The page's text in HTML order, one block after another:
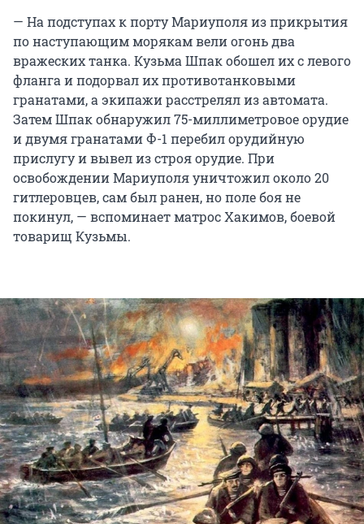
— На подступах к порту Мариуполя из прикрытия
по наступающим морякам вели огонь два
вражеских танка. Кузьма Шпак обошел их с левого
фланга и подорвал их противотанковыми
гранатами, а экипажи расстрелял из автомата.
Затем Шпак обнаружил 75-миллиметровое орудие
и двумя гранатами Ф-1 перебил орудийную
прислугу и вывел из строя орудие. При
освобождении Мариуполя уничтожил около 20
гитлеровцев, сам был ранен, но поле боя не
покинул, — вспоминает матрос Хакимов, боевой
товарищ Кузьмы.